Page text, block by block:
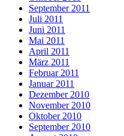
September 2011
Juli 2011
Juni 2011
Mai 2011
April 2011
März 2011
Februar 2011
Januar 2011
Dezember 2010
November 2010
Oktober 2010
September 2010